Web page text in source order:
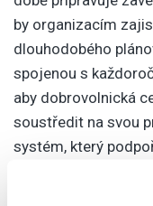
by organizacím
dlouhodobého
spojenou s
aby dobrovolnická
soustředit na svou
systém, který
dobrovolnictví,
rozvoj